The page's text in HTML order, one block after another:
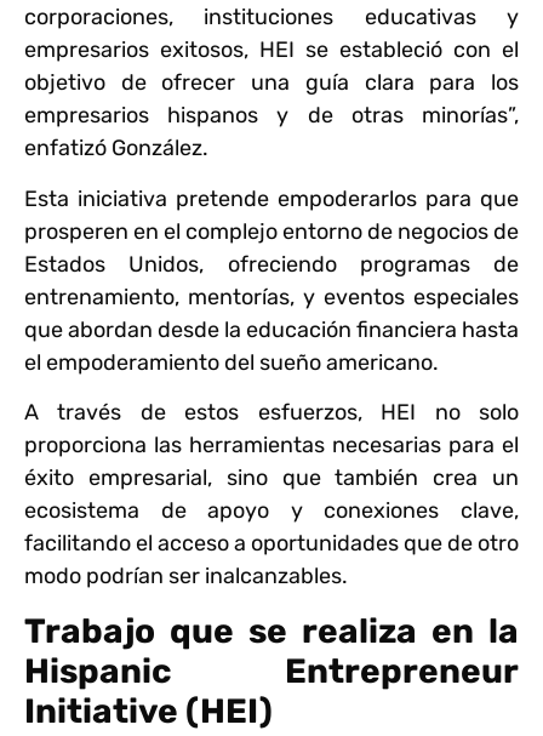
corporaciones, instituciones educativas y
empresarios exitosos, HEI se estableció con el
objetivo de ofrecer una guía clara para los
empresarios hispanos y de otras minorías”,
enfatizó González.
Esta iniciativa pretende empoderarlos para que
prosperen en el complejo entorno de negocios de
Estados Unidos, ofreciendo programas de
entrenamiento, mentorías, y eventos especiales
que abordan desde la educación financiera hasta
el empoderamiento del sueño americano.
A través de estos esfuerzos, HEI no solo
proporciona las herramientas necesarias para el
éxito empresarial, sino que también crea un
ecosistema de apoyo y conexiones clave,
facilitando el acceso a oportunidades que de otro
modo podrían ser inalcanzables.
Trabajo que se realiza en la
Hispanic Entrepreneur
Initiative (HEI)